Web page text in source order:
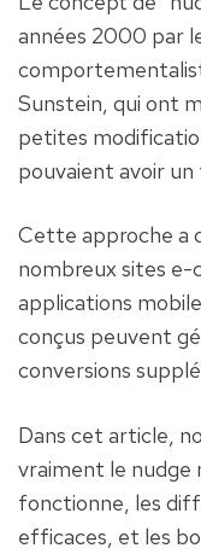
années 2000 par
Sunstein, qui ont
petites
pouvaient avoir
Cette approche a
nombreux sites
applications
conçus peuvent
conversions
Dans cet article,
vraiment le nudge
fonctionne, les
efficaces, et les